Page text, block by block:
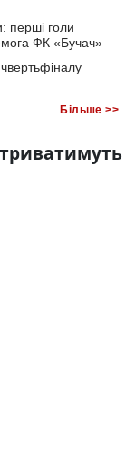
перші голи
ФК «Бучач»
Більше >>